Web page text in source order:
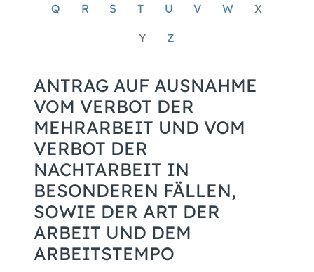
Q R S T U V W X
Y Z
ANTRAG AUF AUSNAHME
VOM VERBOT DER
MEHRARBEIT UND VOM
VERBOT DER
NACHTARBEIT IN
BESONDEREN FÄLLEN,
SOWIE DER ART DER
ARBEIT UND DEM
ARBEITSTEMPO